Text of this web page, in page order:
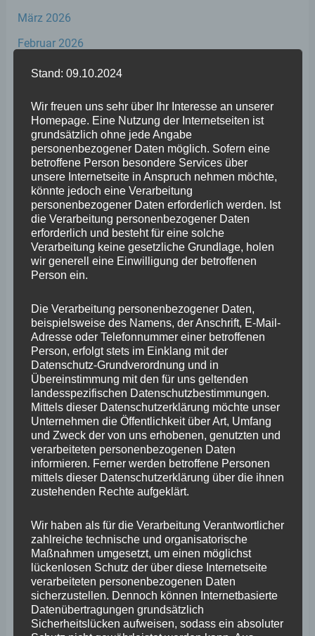
März 2026
Februar 2026
Januar 2026
November 2025
Oktober 2025
September 2025
August 2025
Juli 2025
Juni 2025
Mai 2025
März 2025
Februar 2025
Januar 2025
Dezember 2024
November 2024
Oktober 2024
September 2024
August 2024
Juli 2024
Juni 2024
Mai 2024
April 2024
März 2024
Stand: 09.10.2024
Wir freuen uns sehr über Ihr Interesse an unserer
Homepage. Eine Nutzung der Internetseiten ist
grundsätzlich ohne jede Angabe
personenbezogener Daten möglich. Sofern eine
betroffene Person besondere Services über
unsere Internetseite in Anspruch nehmen möchte,
könnte jedoch eine Verarbeitung
personenbezogener Daten erforderlich werden. Ist
die Verarbeitung personenbezogener Daten
erforderlich und besteht für eine solche
Verarbeitung keine gesetzliche Grundlage, holen
wir generell eine Einwilligung der betroffenen
Person ein.
Die Verarbeitung personenbezogener Daten,
beispielsweise des Namens, der Anschrift, E-Mail-
Adresse oder Telefonnummer einer betroffenen
Person, erfolgt stets im Einklang mit der
Datenschutz-Grundverordnung und in
Übereinstimmung mit den für uns geltenden
landesspezifischen Datenschutzbestimmungen.
Mittels dieser Datenschutzerklärung möchte unser
Unternehmen die Öffentlichkeit über Art, Umfang
und Zweck der von uns erhobenen, genutzten und
verarbeiteten personenbezogenen Daten
informieren. Ferner werden betroffene Personen
mittels dieser Datenschutzerklärung über die ihnen
zustehenden Rechte aufgeklärt.
Wir haben als für die Verarbeitung Verantwortlicher
zahlreiche technische und organisatorische
Maßnahmen umgesetzt, um einen möglichst
lückenlosen Schutz der über diese Internetseite
verarbeiteten personenbezogenen Daten
sicherzustellen. Dennoch können Internetbasierte
Datenübertragungen grundsätzlich
Sicherheitslücken aufweisen, sodass ein absoluter